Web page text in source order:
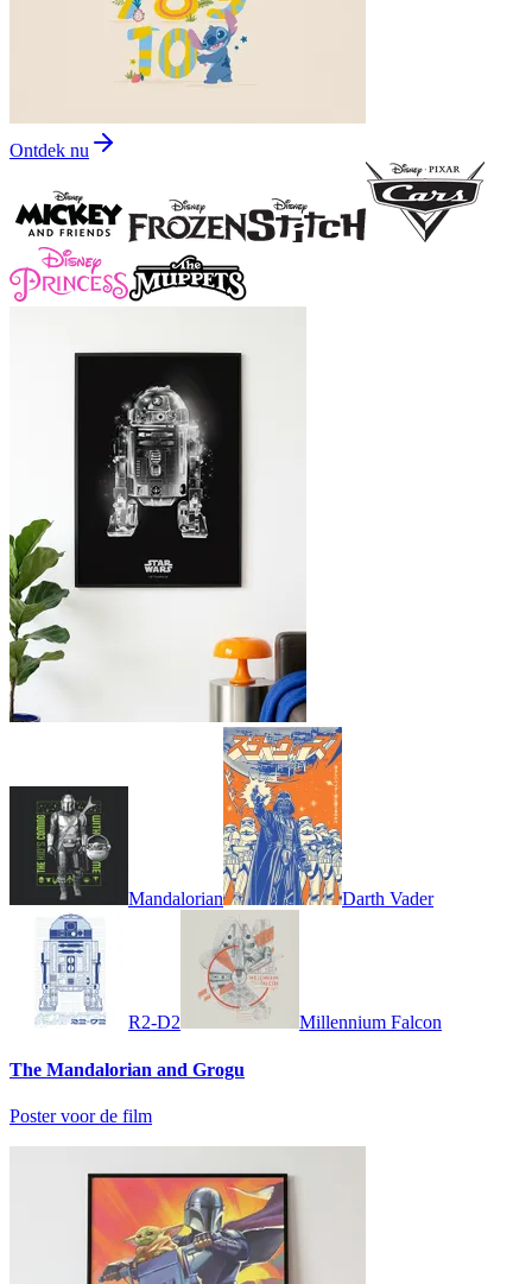
Ontdek nu
Mandalorian Darth Vader
R2-D2 Millennium Falcon
The Mandalorian and Grogu
Poster voor de film